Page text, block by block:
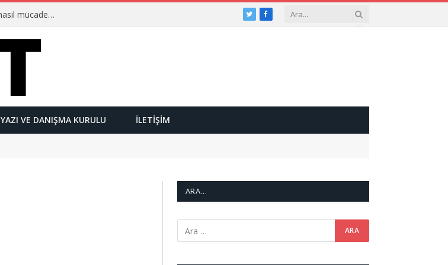
Ulusalcılar kimlerdir ve “Yetmez ama evet”çilere karşı nasıl mücadele ederler? TwitterFacebook
YAZI VE DANIŞMA KURULU İLETIŞIM
ARA…